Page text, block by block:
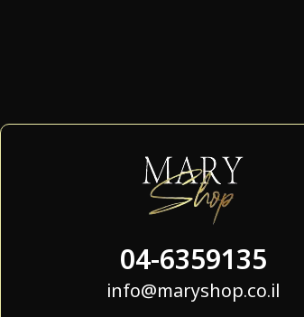
04-6359135
info@maryshop.co.il